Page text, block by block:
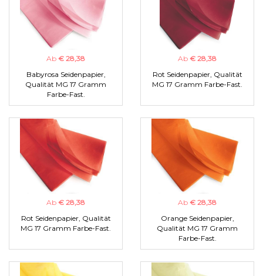
Ab € 28,38
Babyrosa Seidenpapier,
Qualität MG 17 Gramm
Farbe-Fast.
Ab € 28,38
Rot Seidenpapier, Qualität
MG 17 Gramm Farbe-Fast.
Ab € 28,38
Rot Seidenpapier, Qualität
MG 17 Gramm Farbe-Fast.
Ab € 28,38
Orange Seidenpapier,
Qualität MG 17 Gramm
Farbe-Fast.